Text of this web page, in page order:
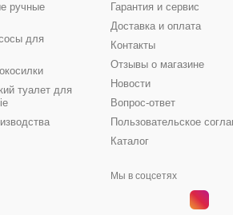
ручные
для
туалет для
Гарантия и сервис
Доставка и оплата
Контакты
Отзывы о магазине
Новости
Вопрос-ответ
Пользовательское
Каталог
Мы в соцсетях